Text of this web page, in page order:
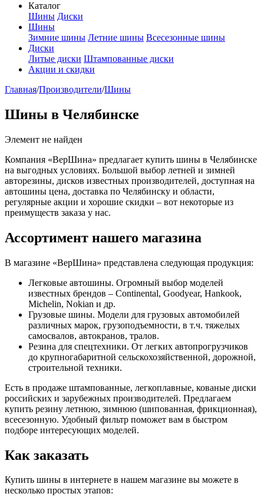
Каталог
Шины Диски
Шины
Зимние шины Летние шины Всесезонные шины
Диски
Литые диски Штампованные диски
Акции и скидки
Главная/Производители/Шины
Шины в Челябинске
Элемент не найден
Компания «ВерШина» предлагает купить шины в Челябинске
на выгодных условиях. Большой выбор летней и зимней
авторезины, дисков известных производителей, доступная на
автошины цена, доставка по Челябинску и области,
регулярные акции и хорошие скидки – вот некоторые из
преимуществ заказа у нас.
Ассортимент нашего магазина
В магазине «ВерШина» представлена следующая продукция:
Легковые автошины. Огромный выбор моделей
известных брендов – Continental, Goodyear, Hankook,
Michelin, Nokian и др.
Грузовые шины. Модели для грузовых автомобилей
различных марок, грузоподъемности, в т.ч. тяжелых
самосвалов, автокранов, тралов.
Резина для спецтехники. От легких автопрогрузчиков
до крупногабаритной сельскохозяйственной, дорожной,
строительной техники.
Есть в продаже штампованные, легкоплавные, кованые диски
российских и зарубежных производителей. Предлагаем
купить резину летнюю, зимнюю (шипованная, фрикционная),
всесезонную. Удобный фильтр поможет вам в быстром
подборе интересующих моделей.
Как заказать
Купить шины в интернете в нашем магазине вы можете в
несколько простых этапов: